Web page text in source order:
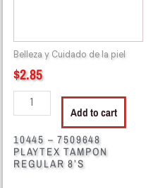
Belleza y Cuidado de la piel
$2.85
Add to cart
10445 – 7509648
PLAYTEX TAMPON
REGULAR 8’S